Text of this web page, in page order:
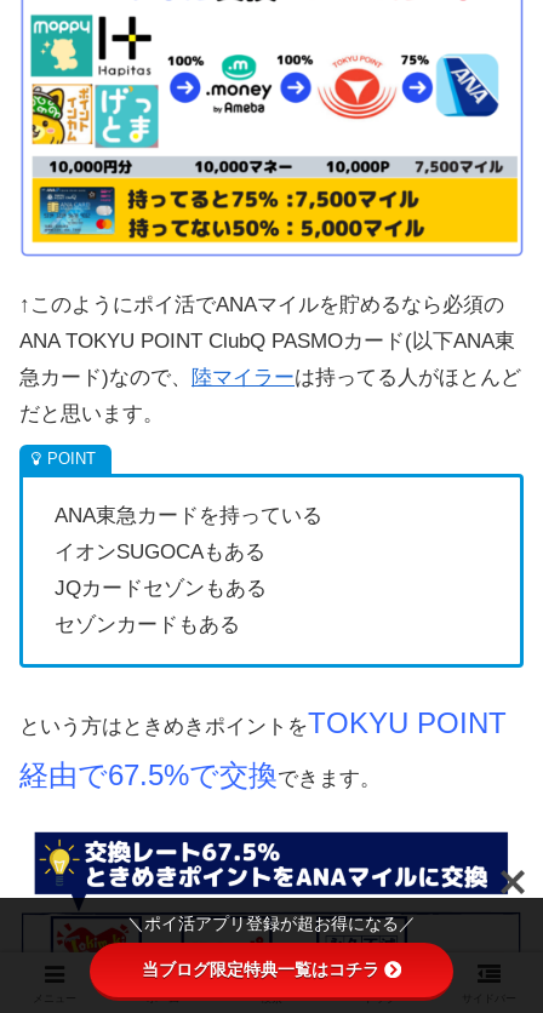
↑このようにポイ活でANAマイルを貯めるなら必須の
ANA TOKYU POINT ClubQ PASMOカード(以下ANA東
急カード)なので、
陸マイラーは持ってる人がほとんど
だと思います。
ANA東急カードを持っている
イオンSUGOCAもある
JQカードセゾンもある
セゾンカードもある
という方はときめきポイントをTOKYU POINT
経由で67.5%で交換できます。
ホーム 検索 トップ
＼ポイ活アプリ登録が超お得になる／
当ブログ限定特典一覧はコチラ